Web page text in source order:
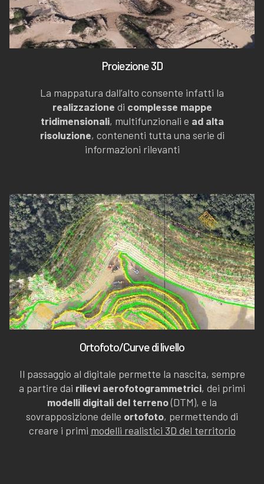
Proiezione 3D
La mappatura dall’alto consente infatti la
realizzazione di complesse mappe
tridimensionali, multifunzionali e ad alta
risoluzione, contenenti tutta una serie di
informazioni rilevanti
Ortofoto/Curve di livello
Il passaggio al digitale permette la nascita, sempre
a partire dai rilievi aerofotogrammetrici, dei primi
modelli digitali del terreno(DTM), e la
sovrapposizione delle ortofoto, permettendo di
creare i primi modelli realistici 3D del territorio